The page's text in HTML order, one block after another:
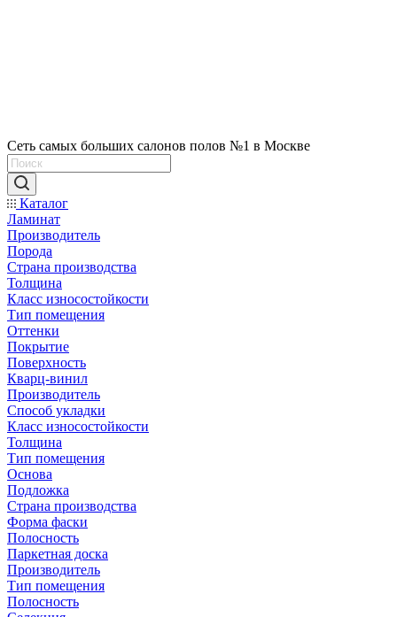
Сеть самых больших салонов полов №1 в Москве
Каталог
Ламинат
Производитель
Порода
Страна производства
Толщина
Класс износостойкости
Тип помещения
Оттенки
Покрытие
Поверхность
Кварц-винил
Производитель
Способ укладки
Класс износостойкости
Толщина
Тип помещения
Основа
Подложка
Страна производства
Форма фаски
Полосность
Паркетная доска
Производитель
Тип помещения
Полосность